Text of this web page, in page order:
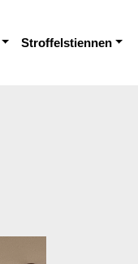
Stroffelstiennen